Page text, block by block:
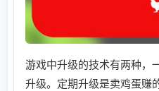
游戏中升级的技术有两种，
升级。定期升级是卖鸡蛋赚